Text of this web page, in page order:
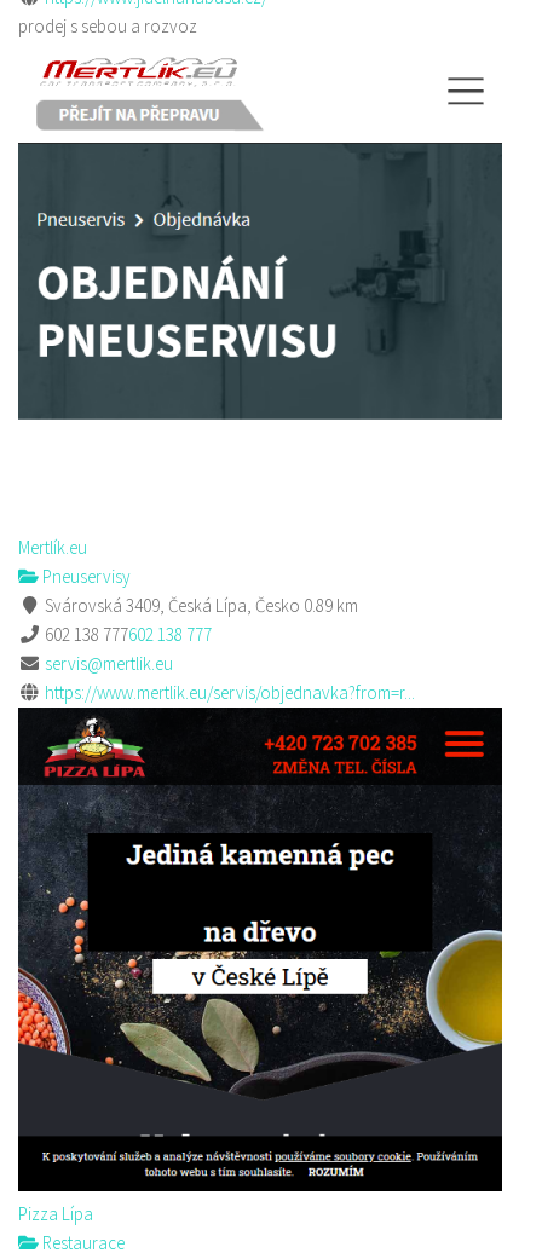
prodej s sebou a rozvoz
Mertlík.eu
Pneuservisy
Svárovská 3409, Česká Lípa, Česko 0.89 km
602 138 777602 138 777
servis@mertlik.eu
https://www.mertlik.eu/servis/objednavka?from=r...
Pizza Lípa
Restaurace